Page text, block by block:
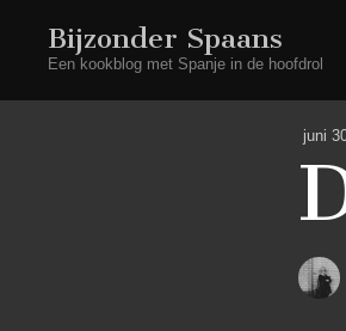
Bijzonder Spaans
Een kookblog met Spanje in de hoofdrol
juni